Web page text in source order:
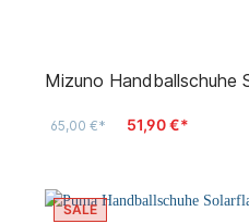
Mizuno Handballschuhe
65,00 €* 51,90 €*
SALE